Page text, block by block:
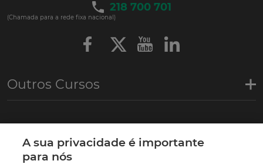
218 700 701
(Chamada para a rede fixa nacional)
Outros Cursos
A sua privacidade é importante
para nós